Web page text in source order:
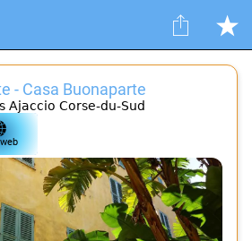
- Casa Buonaparte
Ajaccio Corse-du-Sud